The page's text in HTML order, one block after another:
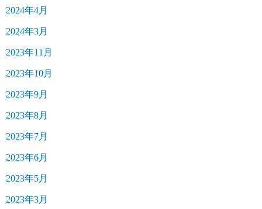
2024年4月
2024年3月
2023年11月
2023年10月
2023年9月
2023年8月
2023年7月
2023年6月
2023年5月
2023年3月